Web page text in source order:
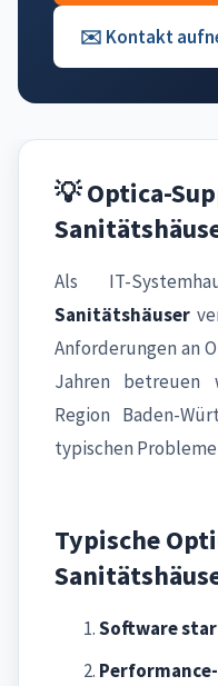
✉️ Kontakt
💡 Optica-
Als IT-
Sanitätshäuser
Anforderungen an
Jahren betreuen
Region Baden-
typischen
Typische
Software